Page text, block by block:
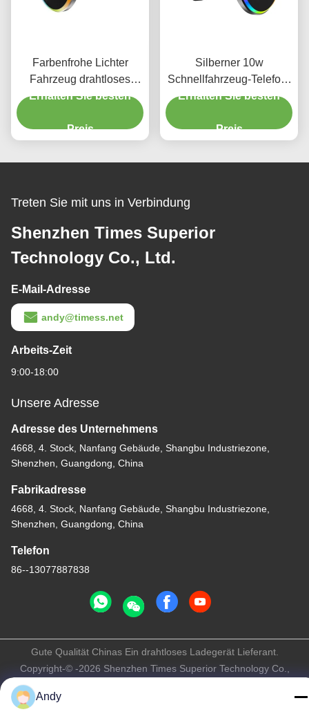
Farbenfrohe Lichter
Fahrzeug drahtloses
Laden Magnetische
Telefonhalter 15W
Erhalten Sie besten
Preis
Silberner 10w
Schnellfahrzeug-Telefon-
Ladegerät Telefonhalter
Niedertemperatur-Blitz
Erhalten Sie besten
Preis
Treten Sie mit uns in Verbindung
Shenzhen Times Superior
Technology Co., Ltd.
E-Mail-Adresse
andy@timess.net
Arbeits-Zeit
9:00-18:00
Unsere Adresse
Adresse des Unternehmens
4668, 4. Stock, Nanfang Gebäude, Shangbu Industriezone,
Shenzhen, Guangdong, China
Fabrikadresse
4668, 4. Stock, Nanfang Gebäude, Shangbu Industriezone,
Shenzhen, Guangdong, China
Telefon
86--13077887838
Gute Qualität Chinas Ein drahtloses Ladegerät Lieferant.
Copyright-© -2026 Shenzhen Times Superior Technology Co.,
Andy